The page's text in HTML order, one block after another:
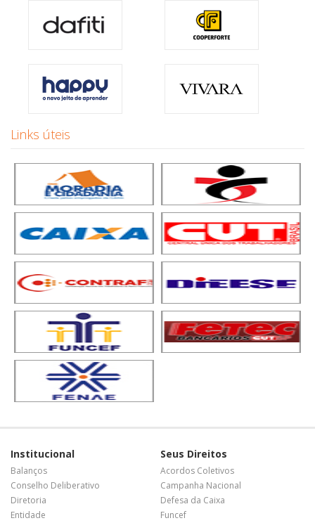
Links úteis
Institucional
Balanços
Conselho Deliberativo
Diretoria
Entidade
Seus Direitos
Acordos Coletivos
Campanha Nacional
Defesa da Caixa
Funcef